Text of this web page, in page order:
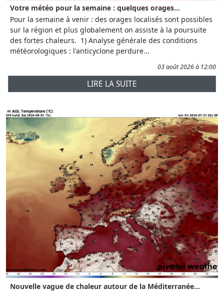
Votre météo pour la semaine : quelques orages...
Pour la semaine à venir : des orages localisés sont possibles
sur la région et plus globalement on assiste à la poursuite
des fortes chaleurs. 1) Analyse générale des conditions
météorologiques : l'anticyclone perdure...
03 août 2026 à 12:00
LIRE LA SUITE
Nouvelle vague de chaleur autour de la Méditerranée...